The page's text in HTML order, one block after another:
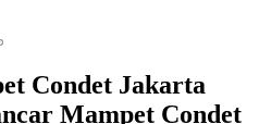
Condet Jakarta
Mampet Condet